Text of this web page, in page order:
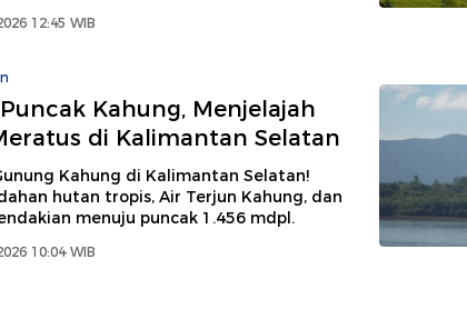
12:45 WIB
Kahung, Menjelajah
di Kalimantan Selatan
Kahung di Kalimantan Selatan!
hutan tropis, Air Terjun Kahung, dan
menuju puncak 1.456 mdpl.
10:04 WIB